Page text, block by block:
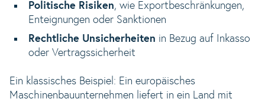
Politische Risiken, wie Exportbeschränkungen,
Enteignungen oder Sanktionen
Rechtliche Unsicherheiten in Bezug auf Inkasso
oder Vertragssicherheit
Ein klassisches Beispiel: Ein europäisches
Maschinenbauunternehmen liefert in ein Land mit